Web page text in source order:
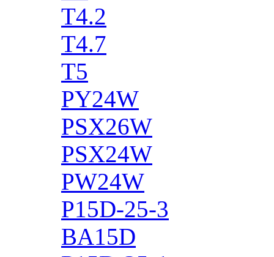
T4.2
T4.7
T5
PY24W
PSX26W
PSX24W
PW24W
P15D-25-3
BA15D